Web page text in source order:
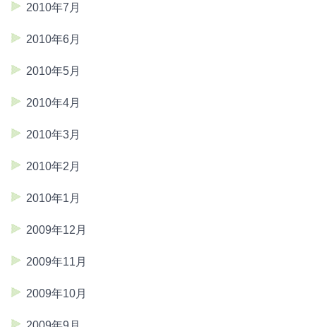
2010年7月
2010年6月
2010年5月
2010年4月
2010年3月
2010年2月
2010年1月
2009年12月
2009年11月
2009年10月